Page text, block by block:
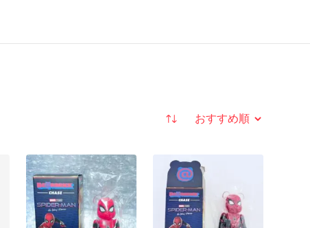
並び替え